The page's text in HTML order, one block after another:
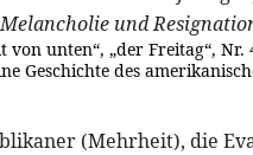
und
unten“, „der Freitag“, Nr.
Geschichte des
(Mehrheit), die